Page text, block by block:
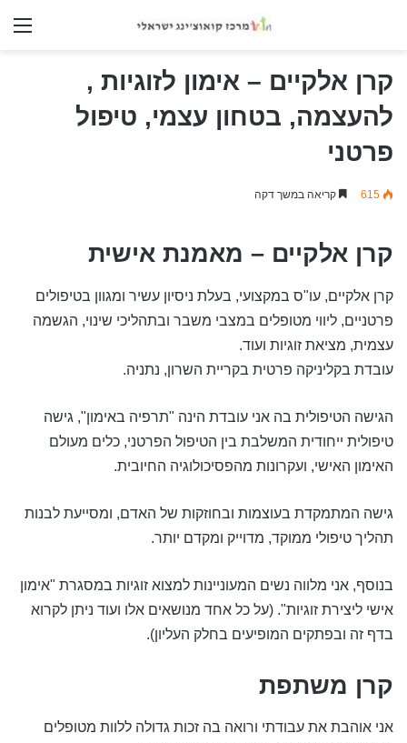
קרן אלקיים – אימון לזוגיות ,
להעצמה, בטחון עצמי, טיפול
פרטני
615 קריאה במשך דקה
קרן אלקיים – מאמנת אישית
קרן אלקיים, עו"ס במקצועי, בעלת ניסיון עשיר ומגוון בטיפולים
פרטניים, ליווי מטופלים במצבי משבר ובתהליכי שינוי, הגשמה
עצמית, מציאת זוגיות ועוד.
עובדת בקליניקה פרטית בקריית השרון, נתניה.
הגישה הטיפולית בה אני עובדת הינה "תרפיה באימון", גישה
טיפולית ייחודית המשלבת בין הטיפול הפרטני, כלים מעולם
האימון האישי, ועקרונות מהפסיכולוגיה החיובית.
גישה המתמקדת בעוצמות ובחוזקות של האדם, ומסייעת לבנות
תהליך טיפולי ממוקד, מדוייק ומקדם יותר.
בנוסף, אני מלווה נשים המעוניינות למצוא זוגיות במסגרת "אימון
אישי ליצירת זוגיות". (על כל אחד מנושאים אלו ועוד ניתן לקרוא
בדף זה ובפתקים המופיעים בחלק העליון).
קרן משתפת
אני אוהבת את עבודתי ורואה בה זכות גדולה ללוות מטופלים